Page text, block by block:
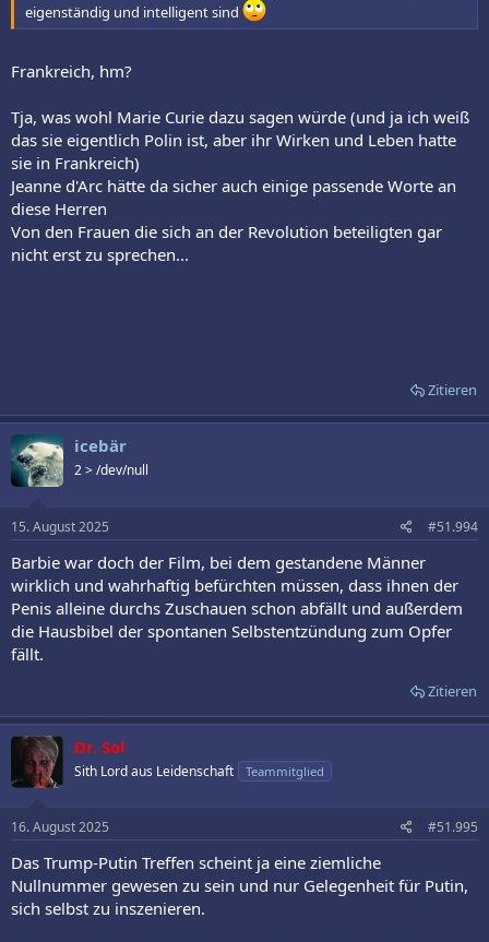
eigenständig und intelligent sind
Frankreich, hm?
Tja, was wohl Marie Curie dazu sagen würde (und ja ich weiß
das sie eigentlich Polin ist, aber ihr Wirken und Leben hatte
sie in Frankreich)
Jeanne d'Arc hätte da sicher auch einige passende Worte an
diese Herren
Von den Frauen die sich an der Revolution beteiligten gar
nicht erst zu sprechen...
Zitieren
icebär
2 > /dev/null
15. August 2025 #51.994
Barbie war doch der Film, bei dem gestandene Männer
wirklich und wahrhaftig befürchten müssen, dass ihnen der
Penis alleine durchs Zuschauen schon abfällt und außerdem
die Hausbibel der spontanen Selbstentzündung zum Opfer
fällt.
Zitieren
Dr. Sol
Sith Lord aus Leidenschaft Teammitglied
16. August 2025 #51.995
Das Trump-Putin Treffen scheint ja eine ziemliche
Nullnummer gewesen zu sein und nur Gelegenheit für Putin,
sich selbst zu inszenieren.